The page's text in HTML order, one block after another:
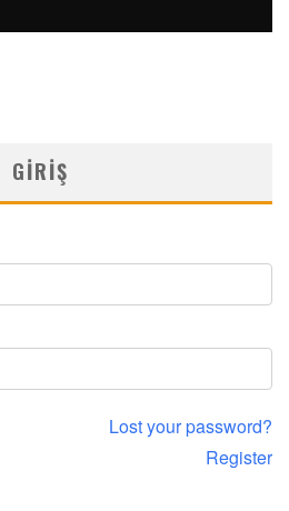
GIRIŞ
Lost your password?
Register